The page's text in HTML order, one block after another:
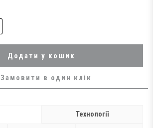
Додати у кошик
Замовити в один клік
Технології